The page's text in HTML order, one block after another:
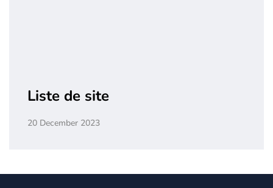
Liste de site
20 December 2023